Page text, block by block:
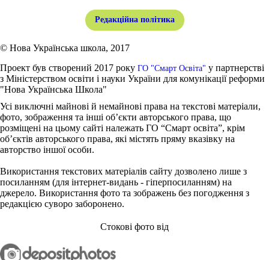
Редакційна політика
© Нова Українська школа, 2017
Проект був створений 2017 року ГО "Смарт Освіта" у партнерстві
з Міністерством освіти і науки України для комунікації реформи
"Нова Українська Школа"
Усі виключні майнові й немайнові права на текстові матеріали,
фото, зображення та інші об’єкти авторського права, що
розміщені на цьому сайті належать ГО “Смарт освіта”, крім
об’єктів авторського права, які містять пряму вказівку на
авторство іншої особи.
Використання текстових матеріалів сайту дозволено лише з
посиланням (для інтернет-видань - гіперпосиланням) на
джерело. Використання фото та зображень без погодження з
редакцією суворо заборонено.
Стокові фото від